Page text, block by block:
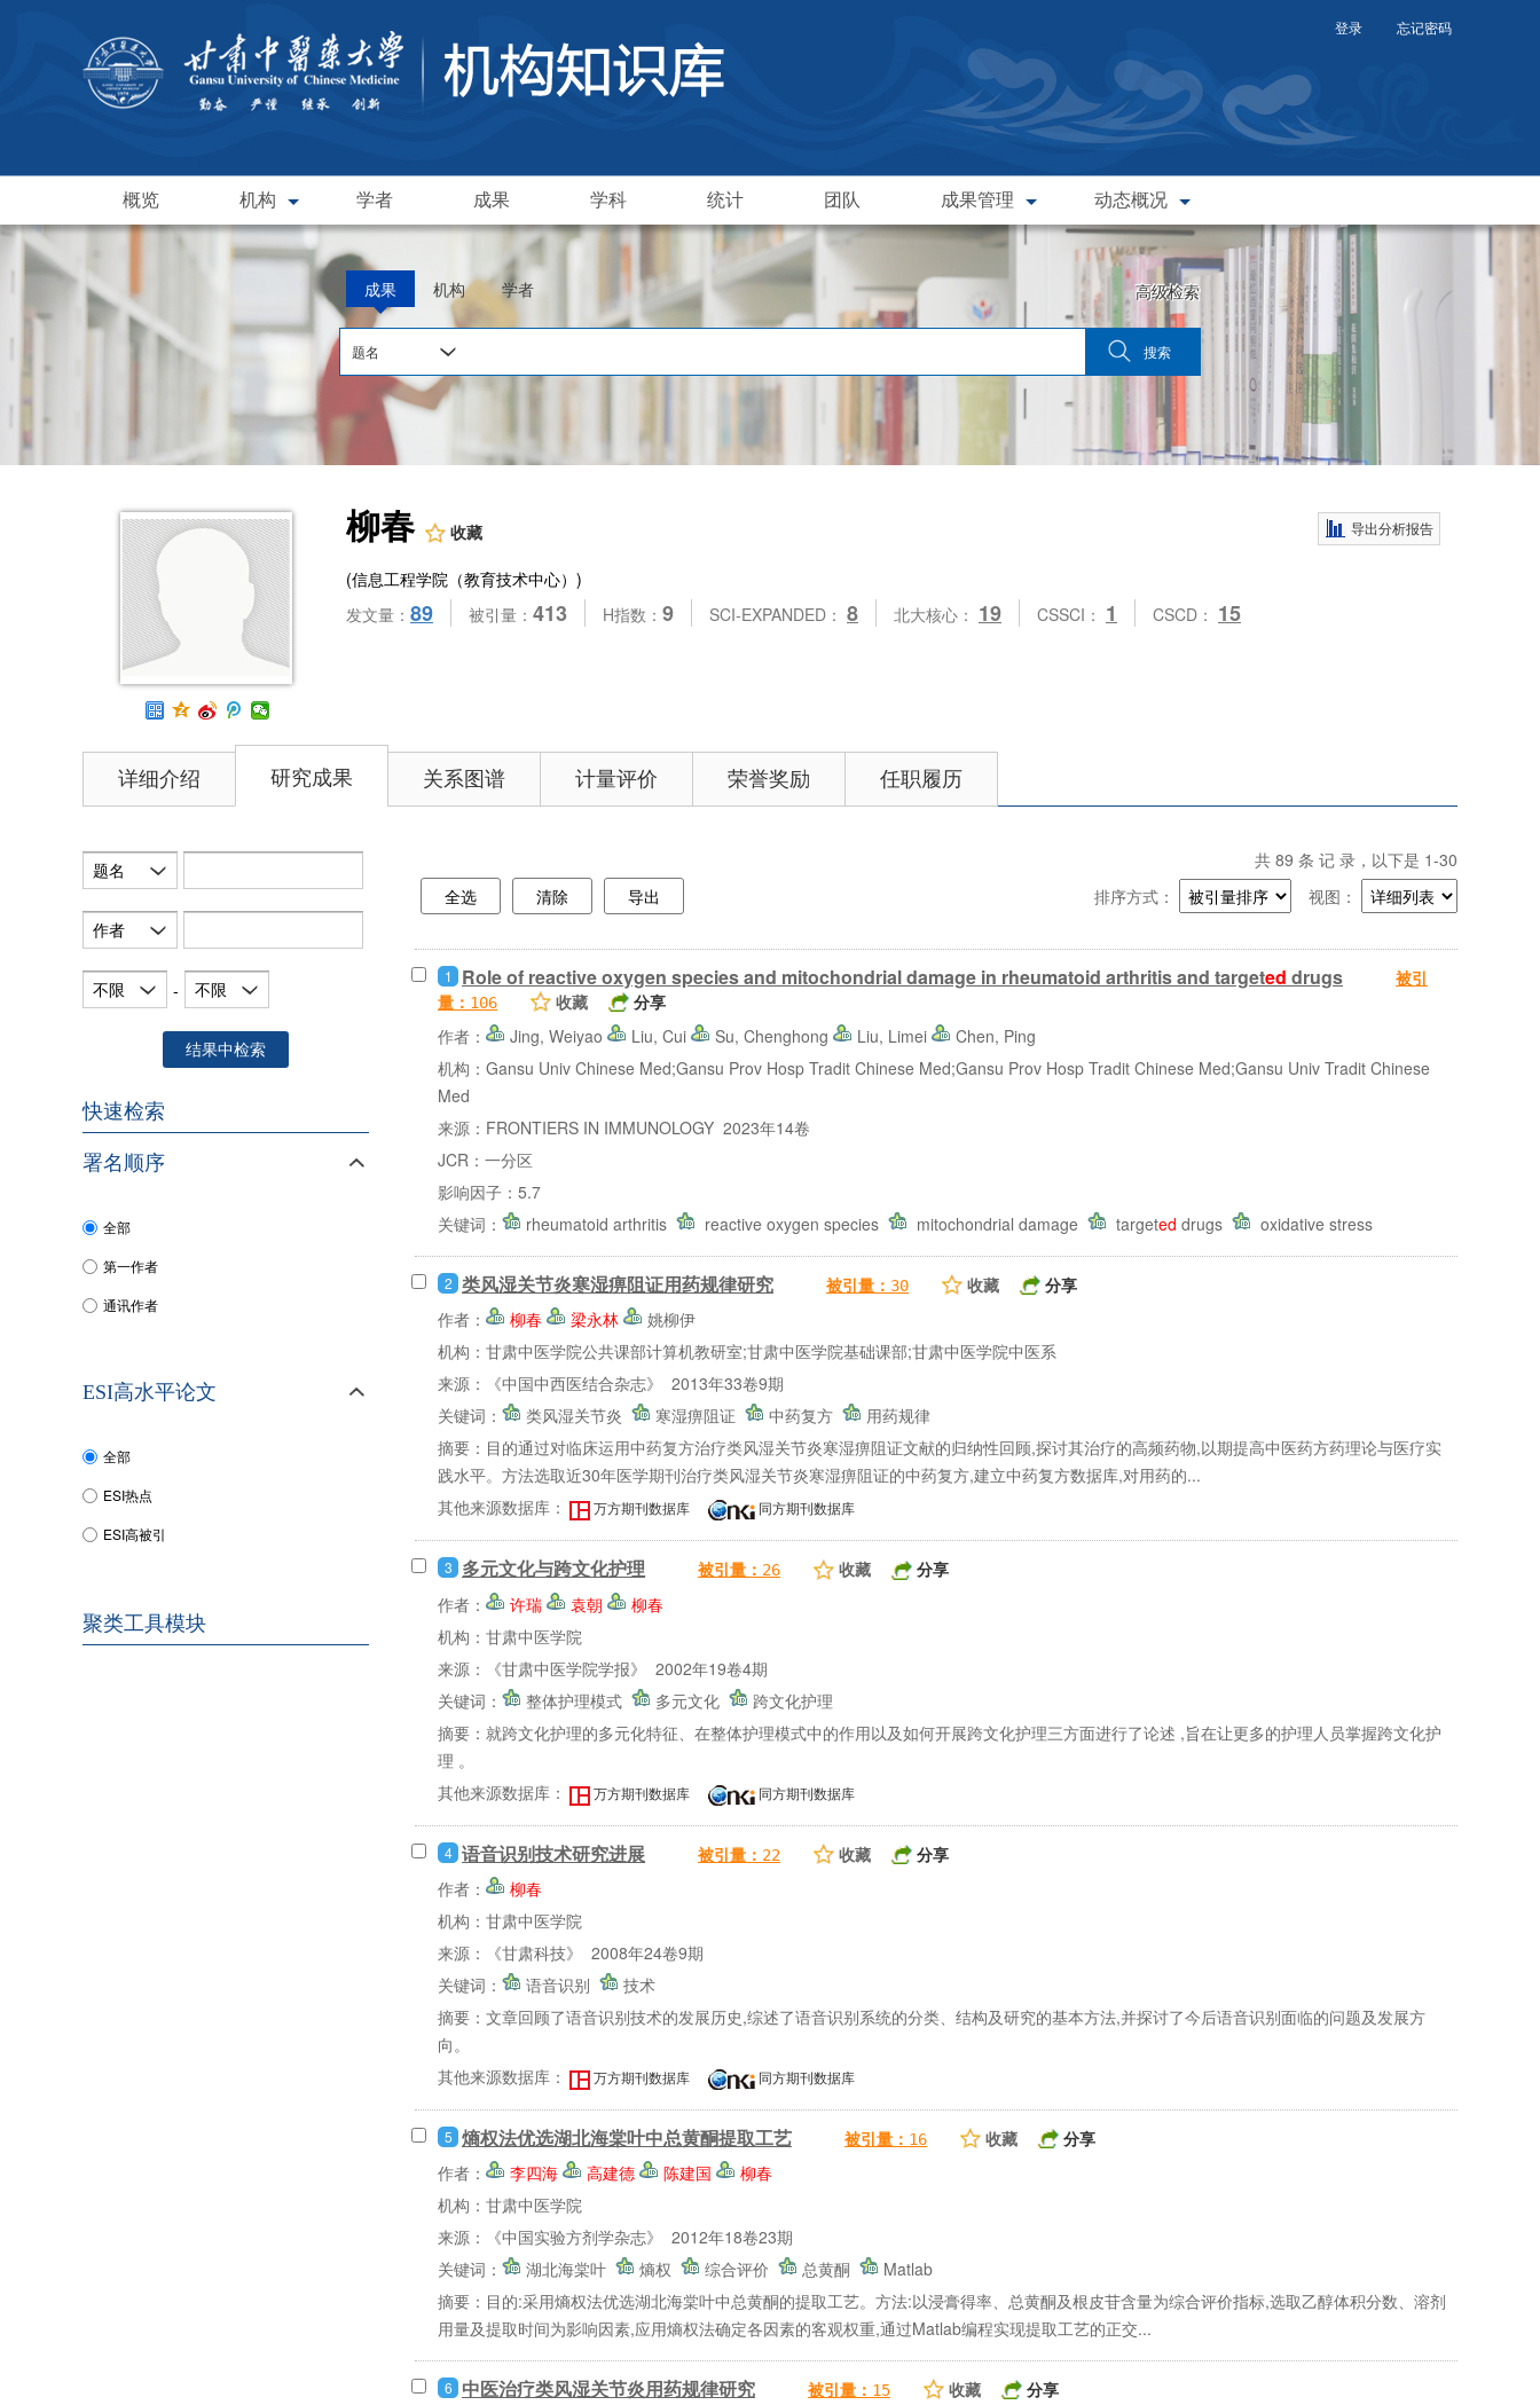
登录 忘记密码
概览 机构 学者 成果 学科 统计 团队 成果管理 动态概况
成果 机构 学者
题名
高级检索
柳春 收藏 导出分析报告
(信息工程学院（教育技术中心）)
发文量： 89 被引量： 413 H指数： 9 SCI-EXPANDED： 8 北大核心： 19 CSSCI： 1 CSCD： 15
详细介绍 研究成果 关系图谱 计量评价 荣誉奖励 任职履历
题名
作者
不限 - 不限
结果中检索
快速检索
署名顺序
全部
第一作者
通讯作者
ESI高水平论文
全部
ESI热点
ESI高被引
聚类工具模块
共 89 条 记 录，以下是 1-30
全选
清除 导出 视图：
排序方式：
1 Role of reactive oxygen species and mitochondrial damage in rheumatoid arthritis and targeted drugs
被引
量： 106 收藏
分享
作者：
Jing, Weiyao Liu, Cui Su, Chenghong Liu, Limei
Chen, Ping
机构：Gansu Univ Chinese Med;Gansu Prov Hosp Tradit Chinese Med;Gansu Prov Hosp Tradit Chinese Med;Gansu Univ Tradit Chinese
Med
来源：FRONTIERS IN IMMUNOLOGY 2023年14卷
JCR：一分区
影响因子：5.7
关键词：
rheumatoid arthritis reactive oxygen species mitochondrial damage targeted drugs oxidative stress
2 类风湿关节炎寒湿痹阻证用药规律研究 被引量： 30 收藏
分享
作者：
柳春 梁永林
姚柳伊
机构：甘肃中医学院公共课部计算机教研室;甘肃中医学院基础课部;甘肃中医学院中医系
来源：《中国中西医结合杂志》 2013年33卷9期
关键词：
类风湿关节炎 寒湿痹阻证 中药复方
用药规律
摘要： 目的通过对临床运用中药复方治疗类风湿关节炎寒湿痹阻证文献的归纳性回顾,探讨其治疗的高频药物,以期提高中医药方药理论与医疗实
践水平。方法选取近30年医学期刊治疗类风湿关节炎寒湿痹阻证的中药复方,建立中药复方数据库,对用药的...
其他来源数据库：
万方期刊数据库 同方期刊数据库
3 多元文化与跨文化护理 被引量： 26 收藏
分享
作者：
许瑞 袁朝
柳春
机构：甘肃中医学院
来源：《甘肃中医学院学报》 2002年19卷4期
关键词：
整体护理模式 多元文化
跨文化护理
摘要： 就跨文化护理的多元化特征、在整体护理模式中的作用以及如何开展跨文化护理三方面进行了论述 ,旨在让更多的护理人员掌握跨文化护
理 。
其他来源数据库：
万方期刊数据库 同方期刊数据库
4 语音识别技术研究进展 被引量： 22 收藏
分享
作者：
柳春
机构：甘肃中医学院
来源：《甘肃科技》 2008年24卷9期
关键词：
语音识别
技术
摘要： 文章回顾了语音识别技术的发展历史,综述了语音识别系统的分类、结构及研究的基本方法,并探讨了今后语音识别面临的问题及发展方
向。
其他来源数据库：
万方期刊数据库 同方期刊数据库
5 熵权法优选湖北海棠叶中总黄酮提取工艺 被引量： 16 收藏
分享
作者：
李四海 高建德 陈建国
柳春
机构：甘肃中医学院
来源：《中国实验方剂学杂志》 2012年18卷23期
关键词：
湖北海棠叶 熵权 综合评价 总黄酮
Matlab
摘要： 目的:采用熵权法优选湖北海棠叶中总黄酮的提取工艺。方法:以浸膏得率、总黄酮及根皮苷含量为综合评价指标,选取乙醇体积分数、溶剂
用量及提取时间为影响因素,应用熵权法确定各因素的客观权重,通过Matlab编程实现提取工艺的正交...
6 中医治疗类风湿关节炎用药规律研究 被引量： 15 收藏
分享